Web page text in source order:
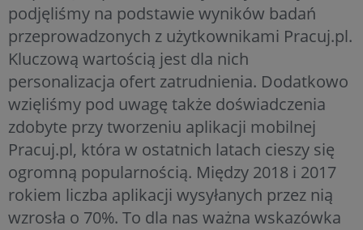
podjęliśmy na podstawie wyników badań
przeprowadzonych z użytkownikami Pracuj.pl.
Kluczową wartością jest dla nich
personalizacja ofert zatrudnienia. Dodatkowo
wzięliśmy pod uwagę także doświadczenia
zdobyte przy tworzeniu aplikacji mobilnej
Pracuj.pl, która w ostatnich latach cieszy się
ogromną popularnością. Między 2018 i 2017
rokiem liczba aplikacji wysyłanych przez nią
wzrosła o 70%. To dla nas ważna wskazówka